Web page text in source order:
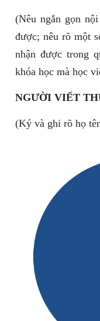
(Nêu ngắn gọn
được; nêu rõ một
nhận được trong
khóa học mà học
NGƯỜI VIẾT
(Ký và ghi rõ họ